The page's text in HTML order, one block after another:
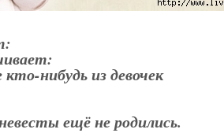
нибудь из девочек
ещё не родились.